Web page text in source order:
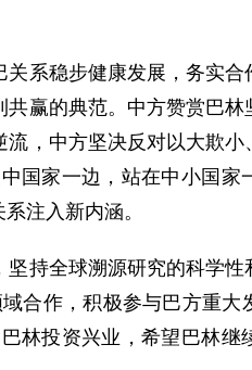
系稳步健康发展，务实
赢的典范。中方赞赏巴
，中方坚决反对以大欺
国家一边，站在中小国家
注入新内涵。
持全球溯源研究的科学
合作，积极参与巴方重大
林投资兴业，希望巴林继